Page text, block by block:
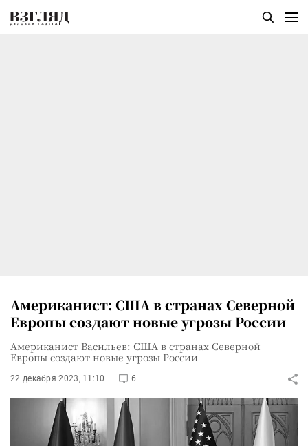
Американист: США в странах Северной
Европы создают новые угрозы России
Американист Васильев: США в странах Северной
Европы создают новые угрозы России
22 декабря 2023, 11:10 6